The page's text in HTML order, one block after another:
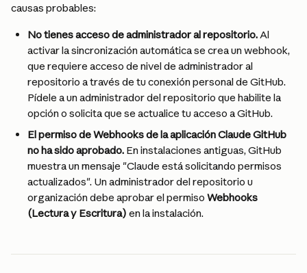
causas probables:
No tienes acceso de administrador al repositorio. Al
activar la sincronización automática se crea un webhook,
que requiere acceso de nivel de administrador al
repositorio a través de tu conexión personal de GitHub.
Pídele a un administrador del repositorio que habilite la
opción o solicita que se actualice tu acceso a GitHub.
El permiso de Webhooks de la aplicación Claude GitHub
no ha sido aprobado. En instalaciones antiguas, GitHub
muestra un mensaje "Claude está solicitando permisos
actualizados". Un administrador del repositorio u
organización debe aprobar el permiso Webhooks
(Lectura y Escritura) en la instalación.